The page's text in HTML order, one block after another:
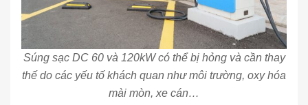
Súng sạc DC 60 và 120kW có thể bị hỏng và cần thay
thế do các yếu tố khách quan như môi trường, oxy hóa
mài mòn, xe cán…